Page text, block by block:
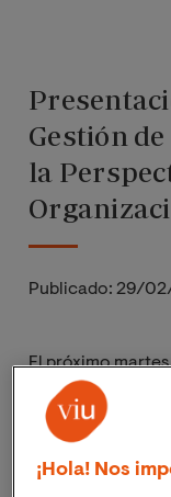
Gestión
la
Publicado: 29/
El próximo martes
(hora en
Masterclass
Personas:
Organizaciones".
¡Hola! Nos